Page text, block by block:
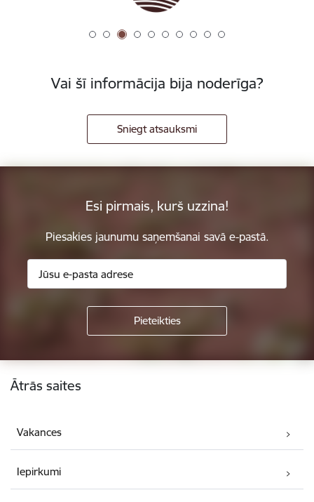
Vai šī informācija bija noderīga?
Sniegt atsauksmi
Esi pirmais, kurš uzzina!
Piesakies jaunumu saņemšanai savā e-pastā.
Kājene
Ātrās saites
Vakances
Iepirkumi